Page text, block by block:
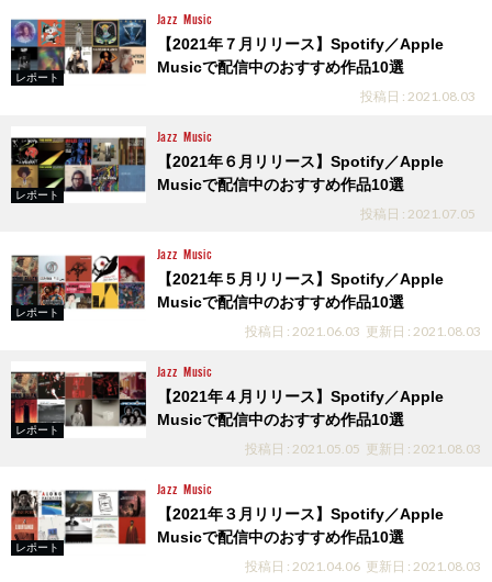
レポート
Jazz Music
【2021年７月リリース】Spotify／Apple
Musicで配信中のおすすめ作品10選
投稿日 : 2021.08.03
レポート
Jazz Music
【2021年６月リリース】Spotify／Apple
Musicで配信中のおすすめ作品10選
投稿日 : 2021.07.05
レポート
Jazz Music
【2021年５月リリース】Spotify／Apple
Musicで配信中のおすすめ作品10選
投稿日 : 2021.06.03 更新日 : 2021.08.03
レポート
Jazz Music
【2021年４月リリース】Spotify／Apple
Musicで配信中のおすすめ作品10選
投稿日 : 2021.05.05 更新日 : 2021.08.03
レポート
Jazz Music
【2021年３月リリース】Spotify／Apple
Musicで配信中のおすすめ作品10選
投稿日 : 2021.04.06 更新日 : 2021.08.03